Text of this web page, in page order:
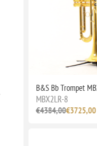
B&S Bb Trompet
MBX2LR-8
€4384,00€3725,00